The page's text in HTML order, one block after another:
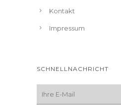
Kontakt
Impressum
SCHNELLNACHRICHT